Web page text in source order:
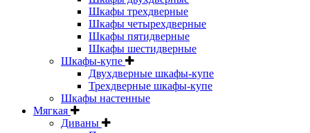
Шкафы трехдверные
Шкафы четырехдверные
Шкафы пятидверные
Шкафы шестидверные
Шкафы-купе
Двухдверные шкафы-купе
Трехдверные шкафы-купе
Шкафы настенные
Мягкая
Диваны